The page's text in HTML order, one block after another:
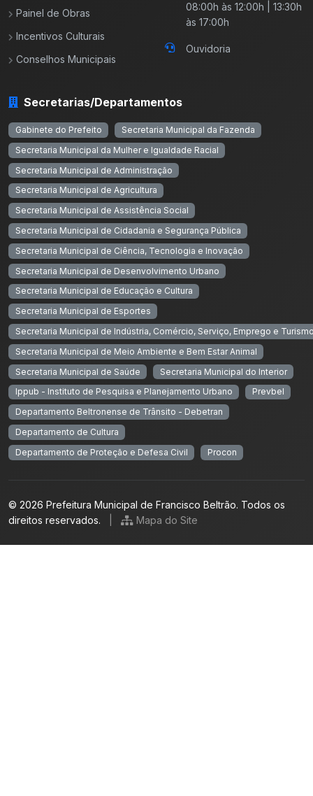
Painel de Obras
Incentivos Culturais
Conselhos Municipais
08:00h às 12:00h | 13:30h
às 17:00h
Ouvidoria
Secretarias/Departamentos
Gabinete do Prefeito
Secretaria Municipal da Fazenda
Secretaria Municipal da Mulher e Igualdade Racial
Secretaria Municipal de Administração
Secretaria Municipal de Agricultura
Secretaria Municipal de Assistência Social
Secretaria Municipal de Cidadania e Segurança Pública
Secretaria Municipal de Ciência, Tecnologia e Inovação
Secretaria Municipal de Desenvolvimento Urbano
Secretaria Municipal de Educação e Cultura
Secretaria Municipal de Esportes
Secretaria Municipal de Indústria, Comércio, Serviço, Emprego e
Secretaria Municipal de Meio Ambiente e Bem Estar Animal
Secretaria Municipal de Saúde
Secretaria Municipal do Interior
Ippub - Instituto de Pesquisa e Planejamento Urbano
Prevbel
Departamento Beltronense de Trânsito - Debetran
Departamento de Cultura
Departamento de Proteção e Defesa Civil
Procon
© 2026 Prefeitura Municipal de Francisco Beltrão. Todos os
direitos reservados.
Mapa do Site